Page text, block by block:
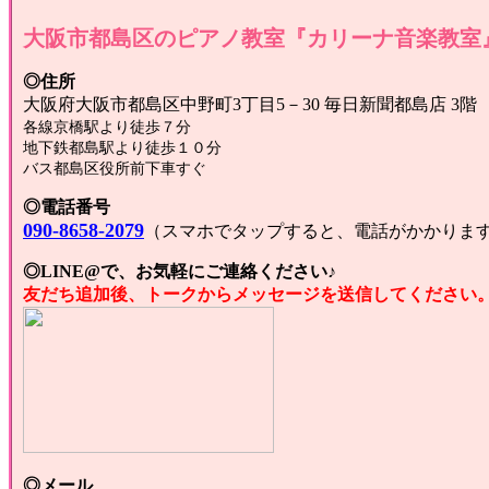
大阪市都島区のピアノ教室『カリーナ音楽教室
◎住所
大阪府大阪市都島区中野町3丁目5－30 毎日新聞都島店 3階
各線京橋駅より徒歩７分
地下鉄都島駅より徒歩１０分
バス都島区役所前下車すぐ
◎電話番号
090-8658-2079 （スマホでタップすると、電話がかかりま
◎LINE@で、お気軽にご連絡ください♪
友だち追加後、トークからメッセージを送信してください。